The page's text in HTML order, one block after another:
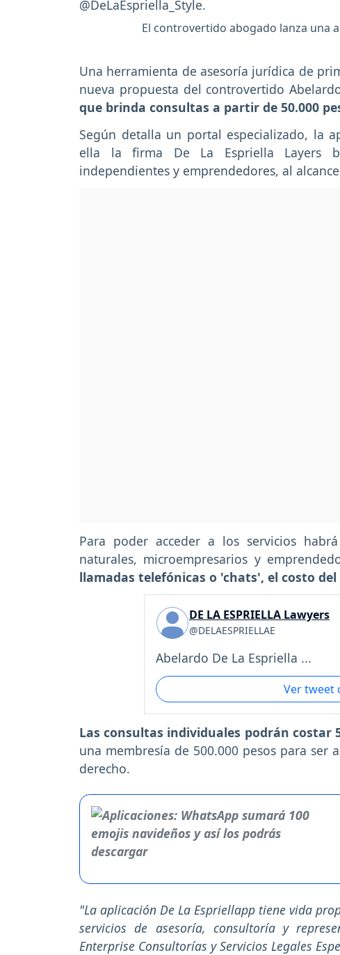
El controvertido abogado lanza una
Una herramienta de asesoría jurídica de
nueva propuesta del controvertido
que brinda consultas a partir de 50.000
Según detalla un portal especializado, la
ella la firma De La Espriella Layers
independientes y emprendedores, al
Para poder acceder a los servicios
naturales, microempresarios y
llamadas telefónicas o 'chats', el costo
DE LA ESPRIELLA Lawyers
@DELAESPRIELLAE
Abelardo De La Espriella ...
Ver tweet
Las consultas individuales podrán costar
una membresía de 500.000 pesos para ser
derecho.
"La aplicación De La Espriellapp tiene vida
servicios de asesoría, consultoría y
Enterprise Consultorías y Servicios Legales